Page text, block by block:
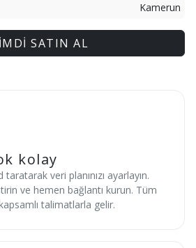
Kamerun
SATIN AL
kolay
veri planınızı ayarlayın.
ve hemen bağlantı kurun. Tüm
talimatlarla gelir.